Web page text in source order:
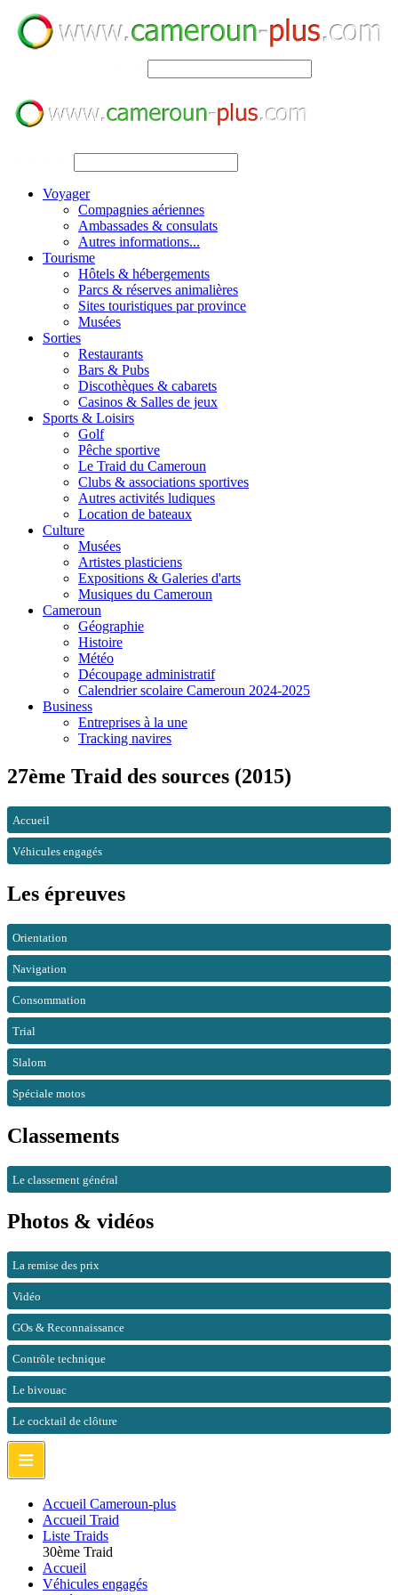
Voyager
Compagnies aériennes
Ambassades & consulats
Autres informations...
Tourisme
Hôtels & hébergements
Parcs & réserves animalières
Sites touristiques par province
Musées
Sorties
Restaurants
Bars & Pubs
Discothèques & cabarets
Casinos & Salles de jeux
Sports & Loisirs
Golf
Pêche sportive
Le Traid du Cameroun
Clubs & associations sportives
Autres activités ludiques
Location de bateaux
Culture
Musées
Artistes plasticiens
Expositions & Galeries d'arts
Musiques du Cameroun
Cameroun
Géographie
Histoire
Météo
Découpage administratif
Calendrier scolaire Cameroun 2024-2025
Business
Entreprises à la une
Tracking navires
27ème Traid des sources (2015)
Accueil
Véhicules engagés
Les épreuves
Orientation
Navigation
Consommation
Trial
Slalom
Spéciale motos
Classements
Le classement général
Photos & vidéos
La remise des prix
Vidéo
GOs & Reconnaissance
Contrôle technique
Le bivouac
Le cocktail de clôture
≡
Accueil Cameroun-plus
Accueil Traid
Liste Traids
30ème Traid
Accueil
Véhicules engagés